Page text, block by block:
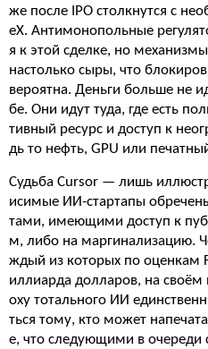
же после IPO столкнутся с
eX. Антимонопольные
я к этой сделке, но
настолько сыры, что
вероятна. Деньги больше не
бе. Они идут туда, где есть
тивный ресурс и доступ к
дь то нефть, GPU или
Судьба Cursor — лишь
исимые ИИ-стартапы
тами, имеющими доступ к
м, либо на маргинализацию.
ждый из которых по оценкам
иллиарда долларов, на своём
оху тотального ИИ
ться тому, кто может
е, что следующими в очереди